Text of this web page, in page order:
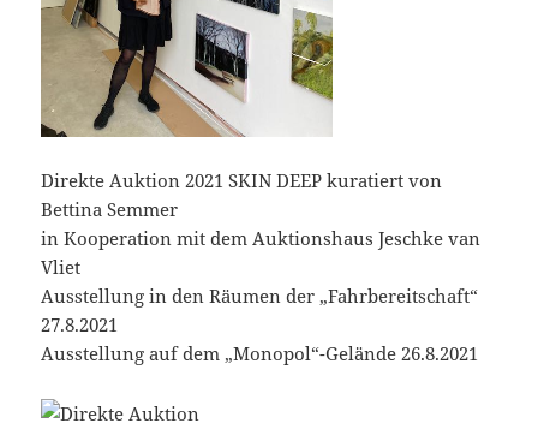
Direkte Auktion 2021 SKIN DEEP kuratiert von
Bettina Semmer
in Kooperation mit dem Auktionshaus Jeschke van
Vliet
Ausstellung in den Räumen der „Fahrbereitschaft“
27.8.2021
Ausstellung auf dem „Monopol“-Gelände 26.8.2021